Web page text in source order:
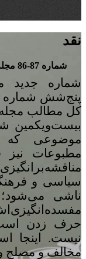
نقد
شماره 87-86 مجله‌ فرهنگی تحلیلی سوره‌ اندیشه منتشر شد
شماره‌ جدید
پنجشش شماره‌
کل مطالب
بیست‌ویکمین
موضوعی که
مطبوعات نیز
سیاسی و
ناشی
حرف زدن
نیست. اینجا
مخالف و